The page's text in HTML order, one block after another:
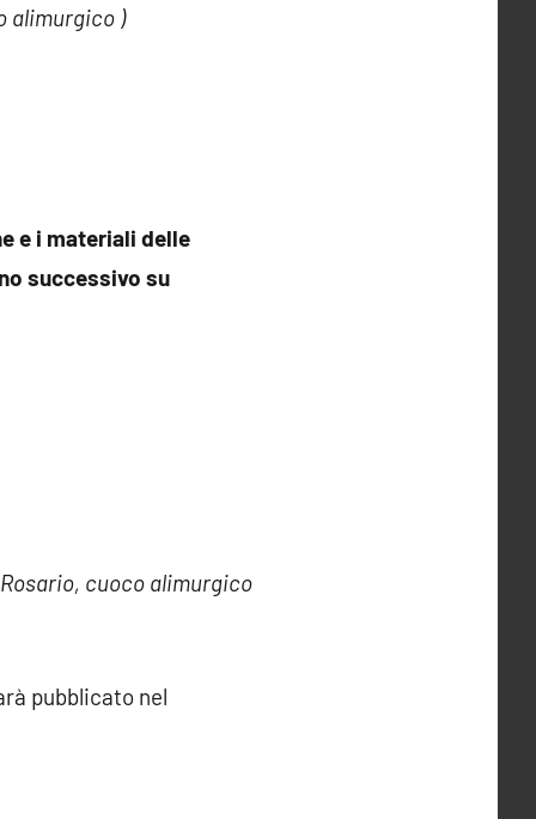
alimurgico )
e i materiali delle
successivo su
cuoco alimurgico
pubblicato nel